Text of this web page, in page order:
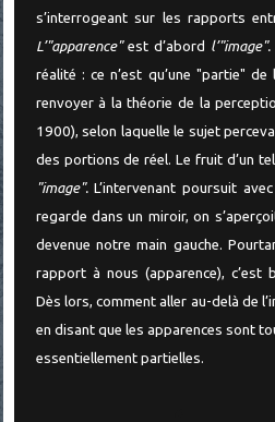
s’interrogeant sur les rapports
L’"apparence"est d’abord l’"image".
réalité : ce n’est qu’une "partie"
renvoyer à la théorie de la
1900), selon laquelle le sujet
des portions de réel. Le fruit d’un tel
"image".L’intervenant poursuit
regarde dans un miroir, on
devenue notre main gauche.
rapport à nous (apparence), c’est
Dès lors, comment aller au-delà de
en disant que les apparences sont
essentiellement partielles.